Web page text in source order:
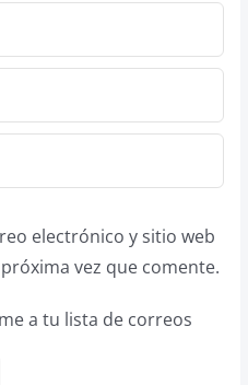
electrónico y sitio web
vez que comente.
a tu lista de correos